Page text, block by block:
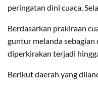
peringatan dini cuaca,
Berdasarkan prakiraan
guntur melanda
diperkirakan terjadi
Berikut daerah yang